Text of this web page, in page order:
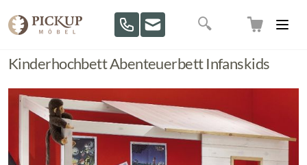
Suche
Kinderhochbett Abenteuerbett Infanskids